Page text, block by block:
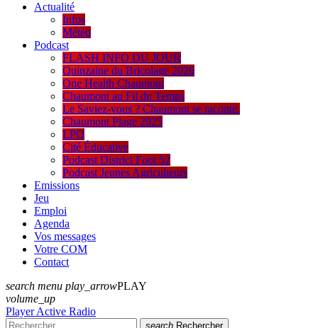
Actualité
Infos
Météo
Podcast
FLASH INFO DU JOUR
Quinzaine du Bricolage 2026
One Health Chaumont
Chaumont au Fil du Temps
Le Saviez-vous ? Chaumont se raconte.
Chaumont Plage 2025
LPO
Cité Éducative
Podcast District Foot 52
Podcast Jeunes Agriculteurs
Emissions
Jeu
Emploi
Agenda
Vos messages
Votre COM
Contact
search menu play_arrowPLAY
volume_up
Player Active Radio
search Rechercher